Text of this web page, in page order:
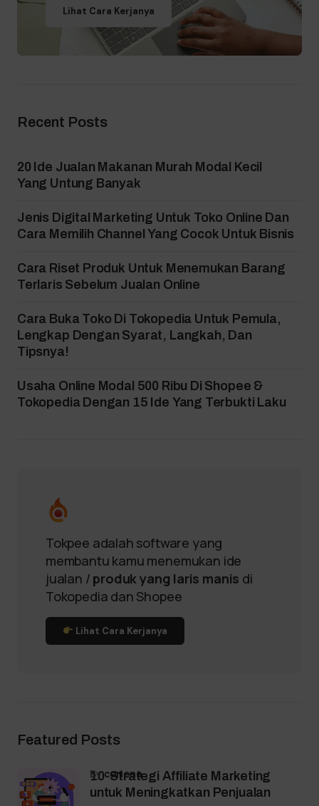
Lihat Cara Kerjanya
Recent Posts
20 Ide Jualan Makanan Murah Modal Kecil
Yang Untung Banyak
Jenis Digital Marketing Untuk Toko Online Dan
Cara Memilih Channel Yang Cocok Untuk Bisnis
Cara Riset Produk Untuk Menemukan Barang
Terlaris Sebelum Jualan Online
Cara Buka Toko Di Tokopedia Untuk Pemula,
Lengkap Dengan Syarat, Langkah, Dan
Tipsnya!
Usaha Online Modal 500 Ribu Di Shopee &
Tokopedia Dengan 15 Ide Yang Terbukti Laku
Tokpee adalah software yang
membantu kamu menemukan ide
jualan / produk yang laris manis di
Tokopedia dan Shopee
Lihat Cara Kerjanya
Featured Posts
10 Strategi Affiliate Marketing
untuk Meningkatkan Penjualan
bycoriena